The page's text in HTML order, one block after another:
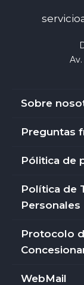
Sobre
Preguntas
Pólitica de
Política de
Personales
Protocolo
WebMail